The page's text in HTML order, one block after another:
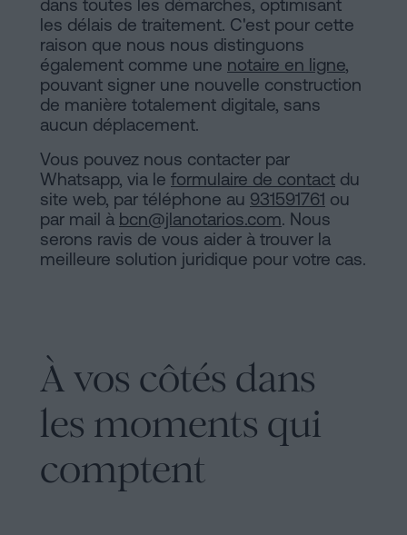
dans toutes les démarches, optimisant
les délais de traitement. C'est pour cette
raison que nous nous distinguons
également comme une notaire en ligne,
pouvant signer une nouvelle construction
de manière totalement digitale, sans
aucun déplacement.
Vous pouvez nous contacter par
Whatsapp, via le formulaire de contact du
site web, par téléphone au 931591761 ou
par mail à bcn@jlanotarios.com. Nous
serons ravis de vous aider à trouver la
meilleure solution juridique pour votre cas.
À vos côtés dans
les moments qui
comptent